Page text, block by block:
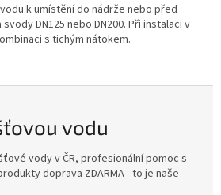
k umístění do nádrže nebo před
DN125 nebo DN200. Při instalaci v
s tichým nátokem.
vodu
vody v ČR, profesionální pomoc s
doprava ZDARMA - to je naše